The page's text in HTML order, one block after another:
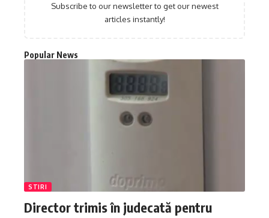
Subscribe to our newsletter to get our newest
articles instantly!
Popular News
STIRI
Director trimis în judecată pentru